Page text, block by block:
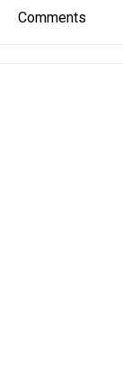
Comments